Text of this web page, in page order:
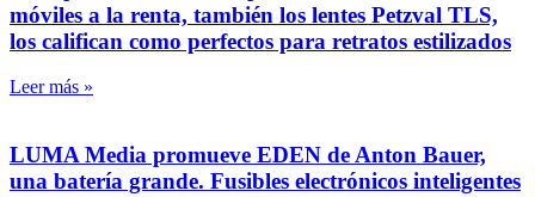
móviles a la renta, también los lentes Petzval TLS,
los califican como perfectos para retratos estilizados
Leer más »
LUMA Media promueve EDEN de Anton Bauer,
una batería grande. Fusibles electrónicos inteligentes